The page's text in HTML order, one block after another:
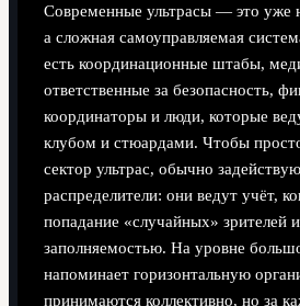
Современные ультрасы — это уже
а сложная самоуправляемая
есть координационные штабы,
ответственные за безопасность,
координаторы и люди, которые
клубом и стюардами. Чтобы
сектор ультрас, обычно
распределители: они ведут учёт,
попадание «случайных» зрителей и
заполняемостью. На уровне
напоминает горизонтальную
принимаются коллективно, но за